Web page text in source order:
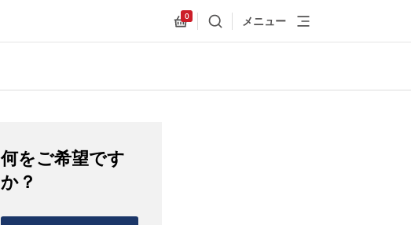
Allnex.GeneralResources.Cart
0
検索 メニュー
何をご希望です
か？